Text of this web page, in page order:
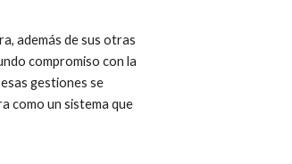
además de sus otras
compromiso con la
gestiones se
como un sistema que